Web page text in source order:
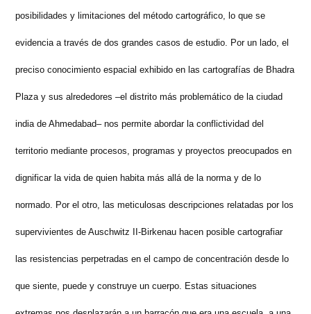
posibilidades y limitaciones del método cartográfico, lo que se
evidencia a través de dos grandes casos de estudio. Por un lado, el
preciso conocimiento espacial exhibido en las cartografías de Bhadra
Plaza y sus alrededores –el distrito más problemático de la ciudad
india de Ahmedabad– nos permite abordar la conflictividad del
territorio mediante procesos, programas y proyectos preocupados en
dignificar la vida de quien habita más allá de la norma y de lo
normado. Por el otro, las meticulosas descripciones relatadas por los
supervivientes de Auschwitz II-Birkenau hacen posible cartografiar
las resistencias perpetradas en el campo de concentración desde lo
que siente, puede y construye un cuerpo. Estas situaciones